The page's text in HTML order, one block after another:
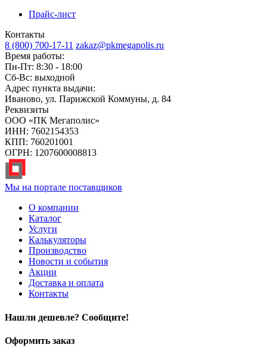
Прайс-лист
Контакты
8 (800) 700-17-11 zakaz@pkmegapolis.ru
Время работы:
Пн-Пт: 8:30 - 18:00
Сб-Вс: выходной
Адрес пункта выдачи:
Иваново, ул. Парижской Коммуны, д. 84
Реквизиты
ООО «ПК Мегаполис»
ИНН: 7602154353
КПП: 760201001
ОГРН: 1207600008813
Мы на портале поставщиков
О компании
Каталог
Услуги
Калькуляторы
Производство
Новости и события
Акции
Доставка и оплата
Контакты
Нашли дешевле? Сообщите!
Оформить заказ